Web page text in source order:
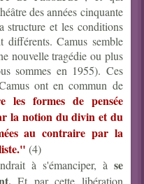
des années cinquante
structure et les conditions
différents. Camus semble
nouvelle tragédie ou plus
sommes en 1955). Ces
ont en commun de
les formes de pensée
la notion du divin et du
au contraire par la
(4)
à s'émanciper, à se